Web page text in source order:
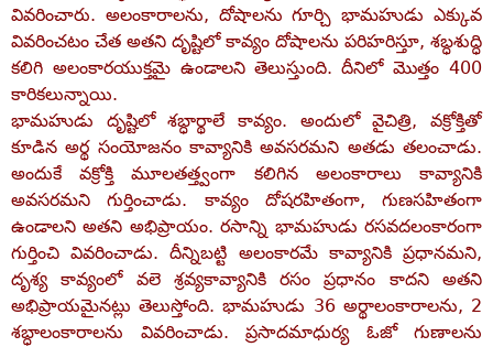
వివరించారు. అలంకారాలను, దోషాలను గూర్చి భామహుడు ఎక్కువ
వివరించటం చేత అతని దృష్టిలో కావ్యం దోషాలను పరిహరిస్తూ, శబ్ధశుద్ధి
కలిగి అలంకారయుక్తమై ఉండాలని తెలుస్తుంది. దీనిలో మొత్తం 400
కారికలున్నాయి.
భామహుడు దృష్టిలో శబ్ధార్థాలే కావ్యం. అందులో వైచిత్రి, వక్రోక్తితో
కూడిన అర్థ సంయోజనం కావ్యానికి అవసరమని అతడు తలంచాడు.
అందుకే వక్రోక్తి మూలతత్త్వంగా కలిగిన అలంకారాలు కావ్యానికి
అవసరమని గుర్తించాడు. కావ్యం దోషరహితంగా, గుణసహితంగా
ఉండాలని అతని అభిప్రాయం. రసాన్ని భామహుడు రసవదలంకారంగా
గుర్తించి వివరించాడు. దీన్నిబట్టి అలంకారమే కావ్యానికి ప్రధానమని,
దృశ్య కావ్యంలో వలె శ్రవ్యకావ్యానికి రసం ప్రధానం కాదని అతని
అభిప్రాయమైనట్లు తెలుస్తోంది. భామహుడు 36 అర్థాలంకారాలను, 2
శబ్ధాలంకారాలను వివరించాడు. ప్రసాదమాధుర్య ఓజో గుణాలను